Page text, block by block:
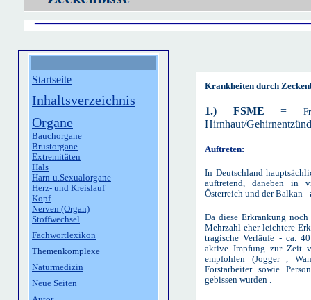
Startseite
Inhaltsverzeichnis
Organe
Bauchorgane
Brustorgane
Extremitäten
Hals
Harn-u.Sexualorgane
Herz- und Kreislauf
Kopf
Nerven (Organ)
Stoffwechsel
Fachwortlexikon
Themenkomplexe
Naturmedizin
Neue Seiten
Krankheiten durch
1.) FSME=
Hirnhaut/
Auftreten:
In Deutschland
auftretend, daneben in
Österreich und der Balkan-
Da diese Erkrankung
Mehrzahl eher leichtere
tragische Verläufe - ca.
aktive Impfung zur Zeit
empfohlen (Jogger ,
Forstarbeiter sowie
gebissen wurden .